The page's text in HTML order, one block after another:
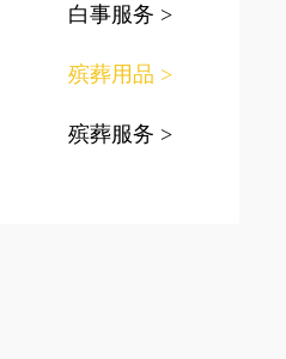
白事服务 >
殡葬用品 >
殡葬服务 >